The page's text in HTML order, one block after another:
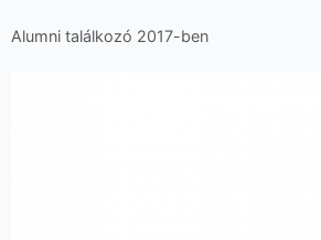
Alumni találkozó 2017-ben